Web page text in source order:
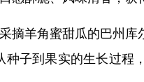
摘羊角蜜甜瓜的巴州
子到果实的生长过程